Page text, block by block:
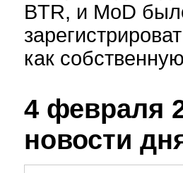
BTR, и MoD
как
4 февраля
новости